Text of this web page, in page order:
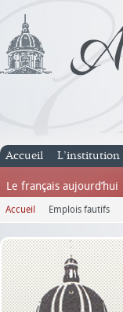
Accueil L’institution
Le français aujourd’hui
Accueil Emplois fautifs